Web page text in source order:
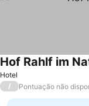
Hotel
Hof Rahlf im
/ Pontuação não